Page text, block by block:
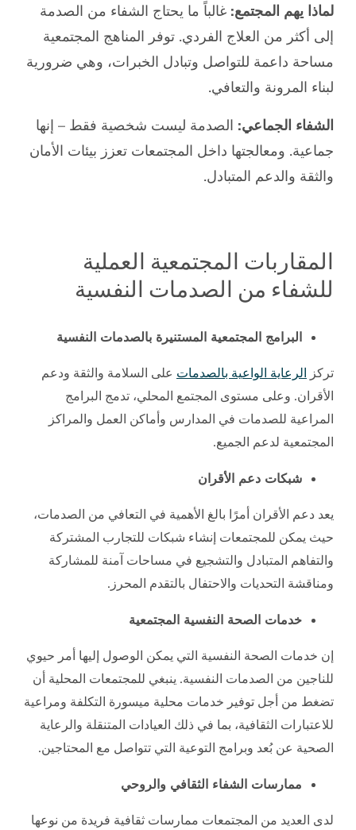
لماذا يهم المجتمع: غالباً ما يحتاج الشفاء من الصدمة
إلى أكثر من العلاج الفردي. توفر المناهج المجتمعية
مساحة داعمة للتواصل وتبادل الخبرات، وهي ضرورية
لبناء المرونة والتعافي.
الشفاء الجماعي: الصدمة ليست شخصية فقط – إنها
جماعية. ومعالجتها داخل المجتمعات تعزز بيئات الأمان
والثقة والدعم المتبادل.
المقاربات المجتمعية العملية
للشفاء من الصدمات النفسية
البرامج المجتمعية المستنيرة بالصدمات النفسية
تركز الرعاية الواعية بالصدمات على السلامة والثقة ودعم
الأقران. وعلى مستوى المجتمع المحلي، تدمج البرامج
المراعية للصدمات في المدارس وأماكن العمل والمراكز
المجتمعية لدعم الجميع.
شبكات دعم الأقران
يعد دعم الأقران أمرًا بالغ الأهمية في التعافي من الصدمات،
حيث يمكن للمجتمعات إنشاء شبكات للتجارب المشتركة
والتفاهم المتبادل والتشجيع في مساحات آمنة للمشاركة
ومناقشة التحديات والاحتفال بالتقدم المحرز.
خدمات الصحة النفسية المجتمعية
إن خدمات الصحة النفسية التي يمكن الوصول إليها أمر حيوي
للناجين من الصدمات النفسية. ينبغي للمجتمعات المحلية أن
تضغط من أجل توفير خدمات محلية ميسورة التكلفة ومراعية
للاعتبارات الثقافية، بما في ذلك العيادات المتنقلة والرعاية
الصحية عن بُعد وبرامج التوعية التي تتواصل مع المحتاجين.
ممارسات الشفاء الثقافي والروحي
لدى العديد من المجتمعات ممارسات ثقافية فريدة من نوعها